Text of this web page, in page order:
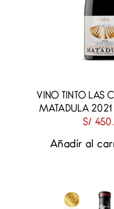
VINO TINTO LAS
MATADULA
S/
Añadir al